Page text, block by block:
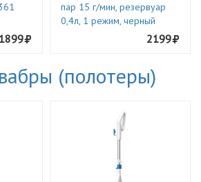
1899
пар 15 г/мин, резервуар
0,4л, 1 режим, черный
2199
(полотеры)